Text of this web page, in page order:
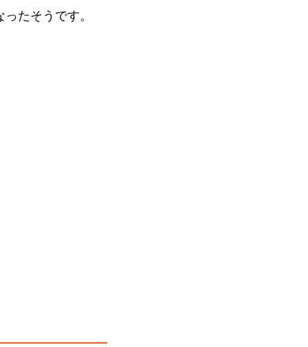
ったそうです。